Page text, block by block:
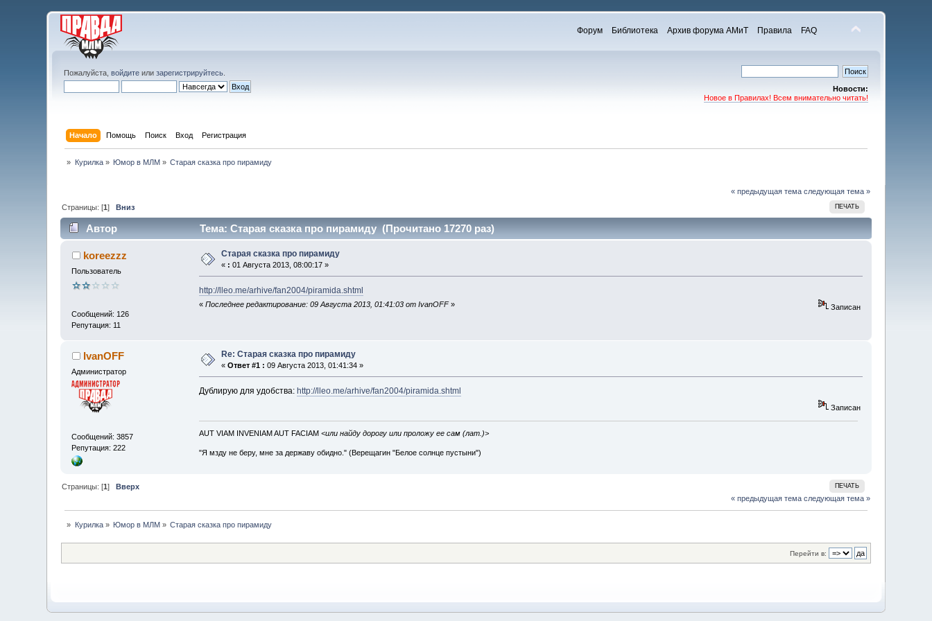
Форум Библиотека Архив форума АМиТ Правила FAQ
Пожалуйста,войдите илизарегистрируйтесь
Новости:
Новое в Правилах! Всем внимательно читать!
Начало Помощь Поиск Вход Регистрация
» Курилка» Юмор в МЛМ » Старая сказка про пирамиду
« предыдущая тема следующая тема »
ПЕЧАТЬ
Страницы: [1]Вниз
Автор Тема: Старая сказка про пирамиду (Прочитано 17270 раз)
koreezzz
Пользователь
Сообщений: 126
Репутация: 11
Старая сказка про пирамиду
« : 01 Августа 2013, 08:00:17 »
http://lleo.me/arhive/fan2004/piramida.shtml
« Последнее редактирование: 09 Августа 2013, 01:41:03 от IvanOFF» Записан
IvanOFF
Администратор
Сообщений: 3857
Репутация: 222
Re: Старая сказка про пирамиду
«Ответ #1 : 09 Августа 2013, 01:41:34 »
Дублирую для удобства: http://lleo.me/arhive/fan2004/piramida.shtml
Записан
AUT VIAM INVENIAM AUT FACIAM <или найду дорогу или проложу ее сам (лат.)>
"Я мзду не беру, мне за державу обидно." (Верещагин "Белое солнце пустыни")
ПЕЧАТЬ
Страницы: [1]Вверх
« предыдущая тема следующая тема »
» Курилка» Юмор в МЛМ » Старая сказка про пирамиду
Перейти в: